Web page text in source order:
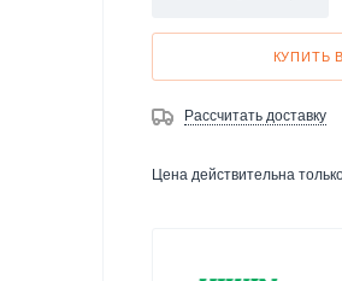
КУПИТЬ
Рассчитать доставку
Цена действительна